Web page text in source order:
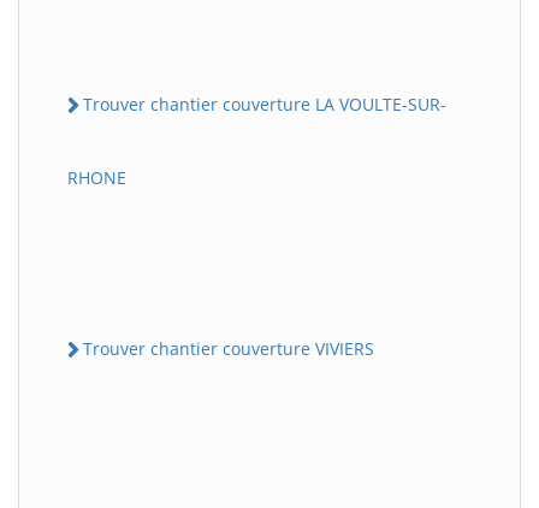
Trouver chantier couverture LA VOULTE-SUR-
RHONE
Trouver chantier couverture VIVIERS